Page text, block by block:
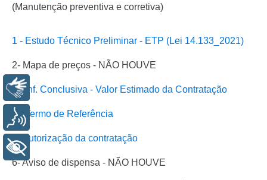
(Manutenção preventiva e corretiva)
1 - Estudo Técnico Preliminar - ETP (Lei 14.133_2021)
2- Mapa de preços - NÃO HOUVE
3 - Inf. Conclusiva - Valor Estimado da Contratação
4 - Termo de Referência
5- Autorização da contratação
6- Aviso de dispensa - NÃO HOUVE
Libras
Voz
+ Acessibilidade